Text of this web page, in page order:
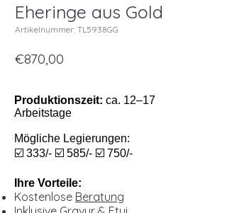
Eheringe aus Gold
Artikelnummer: TL5938GG
€870,00
Produktionszeit: ca. 12–17
Arbeitstage
Mögliche Legierungen:
☑️ 333/- ☑️ 585/- ☑️ 750/-
Ihre Vorteile:
Kostenlose Beratung